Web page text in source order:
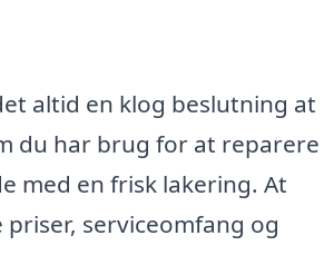
altid en klog beslutning at
du har brug for at reparere
med en frisk lakering. At
serviceomfang og